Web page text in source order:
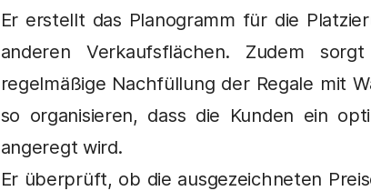
Er erstellt das Planogramm für die
anderen Verkaufsflächen. Zudem
regelmäßige Nachfüllung der Regale mit
so organisieren, dass die Kunden ein
angeregt wird.
Er überprüft, ob die ausgezeichneten